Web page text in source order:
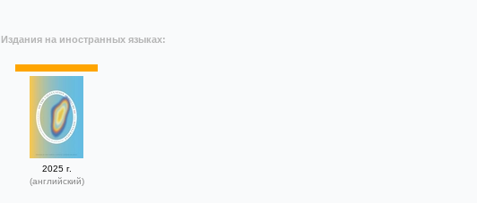
Издания на иностранных языках:
2025 г.
(английский)